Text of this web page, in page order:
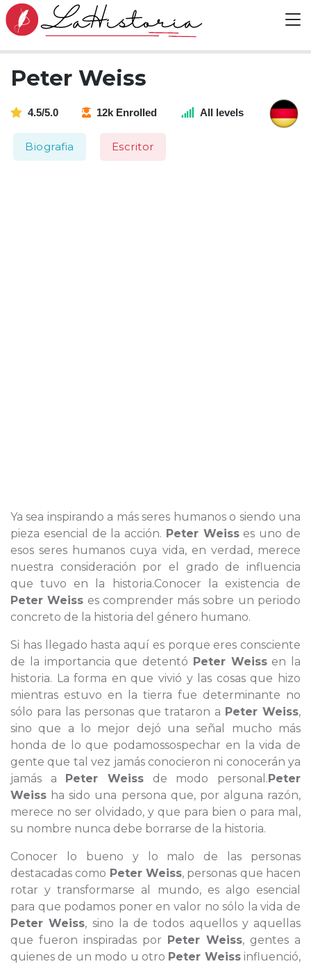
Peter Weiss
4.5/5.0 12k Enrolled All levels
Biografia Escritor
Ya sea inspirando a más seres humanos o siendo una
pieza esencial de la acción. Peter Weisses uno de
esos seres humanos cuya vida, en verdad, merece
nuestra consideración por el grado de influencia
que tuvo en la historia.Conocer la existencia de
Peter Weiss es comprender más sobre un periodo
concreto de la historia del género humano.
Si has llegado hasta aquí es porque eres consciente
de la importancia que detentó Peter Weissen la
historia. La forma en que vivió y las cosas que hizo
mientras estuvo en la tierra fue determinante no
sólo para las personas que trataron a Peter Weiss,
sino que a lo mejor dejó una señal mucho más
honda de lo que podamossospechar en la vida de
gente que tal vez jamás conocieron ni conocerán ya
jamás a Peter Weiss de modo personal.Peter
Weiss ha sido una persona que, por alguna razón,
merece no ser olvidado, y que para bien o para mal,
su nombre nunca debe borrarse de la historia.
Conocer lo bueno y lo malo de las personas
destacadas como Peter Weiss, personas que hacen
rotar y transformarse al mundo, es algo esencial
para que podamos poner en valor no sólo la vida de
Peter Weiss, sino la de todos aquellos y aquellas
que fueron inspiradas por Peter Weiss, gentes a
quienes de un modo u otro Peter Weissinfluenció,